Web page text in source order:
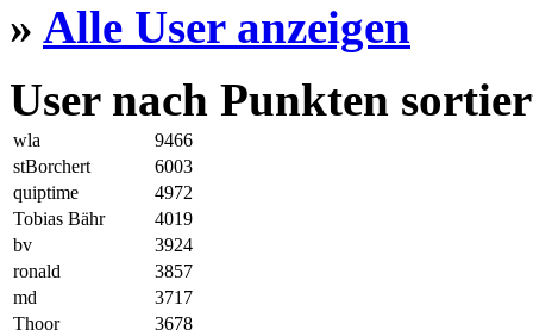
» Alle User anzeigen
User nach Punkten
wla
9466
stBorchert
6003
quiptime
4972
Tobias Bähr
4019
bv
3924
ronald
3857
md
3717
Thoor
3678